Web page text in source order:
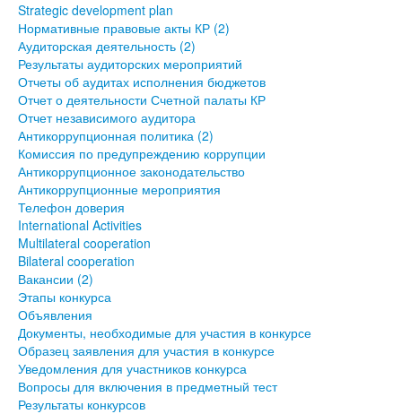
Strategic development plan
Нормативные правовые акты КР (2)
Аудиторская деятельность (2)
Результаты аудиторских мероприятий
Отчеты об аудитах исполнения бюджетов
Отчет о деятельности Счетной палаты КР
Отчет независимого аудитора
Антикоррупционная политика (2)
Комиссия по предупреждению коррупции
Антикоррупционное законодательство
Антикоррупционные мероприятия
Телефон доверия
International Activities
Multilateral cooperation
Bilateral cooperation
Вакансии (2)
Этапы конкурса
Объявления
Документы, необходимые для участия в конкурсе
Образец заявления для участия в конкурсе
Уведомления для участников конкурса
Вопросы для включения в предметный тест
Результаты конкурсов